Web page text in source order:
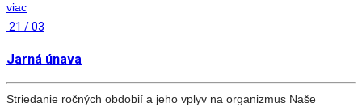
viac
21 / 03
Jarná únava
Striedanie ročných obdobií a jeho vplyv na organizmus Naše